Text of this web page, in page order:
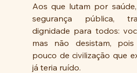
Aos que lutam por saúde,
segurança pública,
dignidade para todos:
mas não desistam,
pouco de civilização que
já teria ruído.